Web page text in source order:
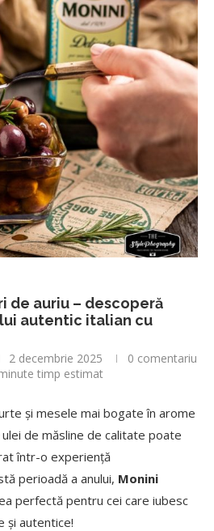
de auriu – descoperă
autentic italian cu
2 decembrie 2025
0 comentariu
timp estimat
și mesele mai bogate în arome
de măsline de calitate poate
într-o experiență
perioadă a anului, Monini
perfectă pentru cei care iubesc
și autentice!